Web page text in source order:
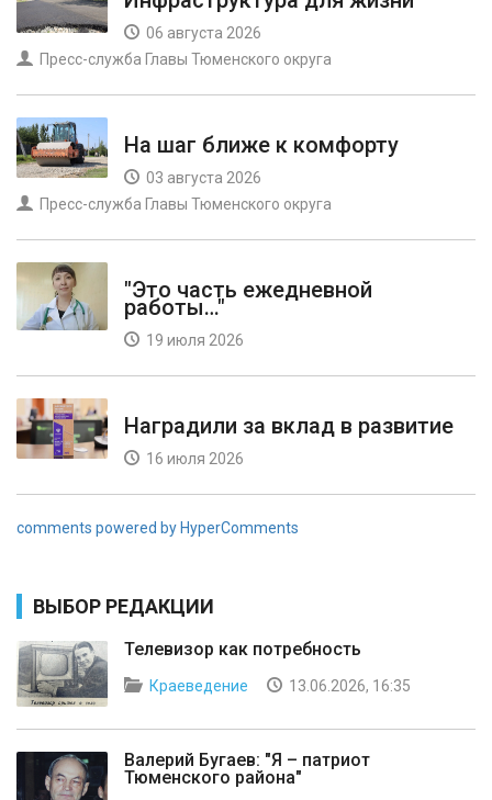
06 августа 2026
Пресс-служба Главы Тюменского округа
На шаг ближе к комфорту
03 августа 2026
Пресс-служба Главы Тюменского округа
"Это часть ежедневной
работы…"
19 июля 2026
Наградили за вклад в развитие
16 июля 2026
comments powered by HyperComments
ВЫБОР РЕДАКЦИИ
Телевизор как потребность
Краеведение 13.06.2026, 16:35
Валерий Бугаев: "Я – патриот
Тюменского района"